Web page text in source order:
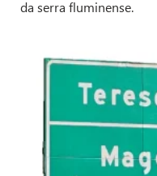
da serra fluminense.